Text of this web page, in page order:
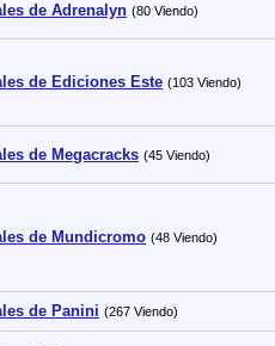
de Adrenalyn (80 Viendo)
de Ediciones Este (103 Viendo)
de Megacracks (45 Viendo)
de Mundicromo (48 Viendo)
de Panini (267 Viendo)